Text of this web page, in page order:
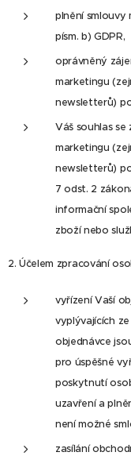
plnění smlouvy
písm. b) GDPR,
oprávněný
marketingu
newsletterů)
Váš souhlas
marketingu
newsletterů)
7 odst. 2
informační
zboží nebo
2. Účelem zpracování
vyřízení Vaší
vyplývajících
objednávce
pro úspěšné
poskytnutí
uzavření a
není možné
zasílání